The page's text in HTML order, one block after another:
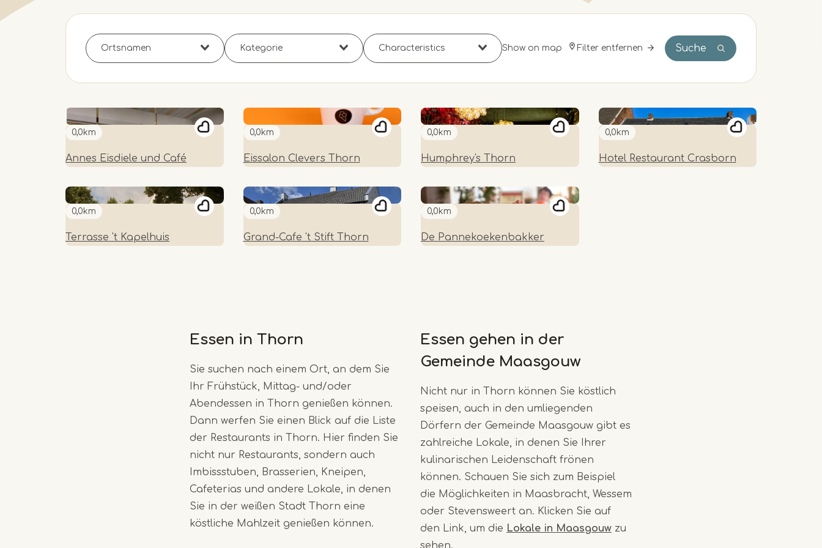
Show on map Filter entfernen Suche
0,0km
Annes Eisdiele und Café
0,0km
Eissalon Clevers Thorn
0,0km
Humphrey's Thorn
0,0km
Hotel Restaurant Crasborn
0,0km
Terrasse 't Kapelhuis
0,0km
Grand-Cafe 't Stift Thorn
0,0km
De Pannekoekenbakker
Essen in Thorn
Sie suchen nach einem Ort, an dem Sie
Ihr Frühstück, Mittag- und/oder
Abendessen in Thorn genießen können.
Dann werfen Sie einen Blick auf die Liste
der Restaurants in Thorn. Hier finden Sie
nicht nur Restaurants, sondern auch
Imbissstuben, Brasserien, Kneipen,
Cafeterias und andere Lokale, in denen
Sie in der weißen Stadt Thorn eine
köstliche Mahlzeit genießen können.
Essen gehen in der
Gemeinde Maasgouw
Nicht nur in Thorn können Sie köstlich
speisen, auch in den umliegenden
Dörfern der Gemeinde Maasgouw gibt es
zahlreiche Lokale, in denen Sie Ihrer
kulinarischen Leidenschaft frönen
können. Schauen Sie sich zum Beispiel
die Möglichkeiten in Maasbracht, Wessem
oder Stevensweert an. Klicken Sie auf
den Link, um die Lokale in Maasgouwzu
sehen.